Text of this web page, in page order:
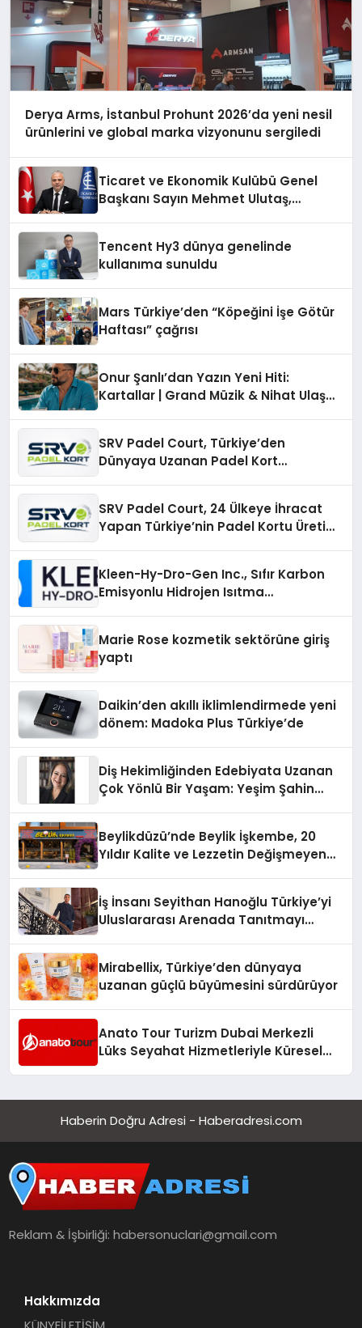
Derya Arms, İstanbul Prohunt 2026’da yeni nesil
ürünlerini ve global marka vizyonunu sergiledi
Ticaret ve Ekonomik Kulübü Genel
Başkanı Sayın Mehmet Ulutaş,
Tencent Hy3 dünya genelinde
kullanıma sunuldu
Mars Türkiye’den “Köpeğini İşe Götür
Haftası” çağrısı
Onur Şanlı’dan Yazın Yeni Hiti:
Kartallar | Grand Müzik & Nihat Ulaş
SRV Padel Court, Türkiye’den
Dünyaya Uzanan Padel Kort
SRV Padel Court, 24 Ülkeye İhracat
Yapan Türkiye’nin Padel Kortu Üretim
Kleen-Hy-Dro-Gen Inc., Sıfır Karbon
Emisyonlu Hidrojen Isıtma
Marie Rose kozmetik sektörüne giriş
yaptı
Daikin’den akıllı iklimlendirmede yeni
dönem: Madoka Plus Türkiye’de
Diş Hekimliğinden Edebiyata Uzanan
Çok Yönlü Bir Yaşam: Yeşim Şahin
Beylikdüzü’nde Beylik İşkembe, 20
Yıldır Kalite ve Lezzetin Değişmeyen
İş İnsanı Seyithan Hanoğlu Türkiye’yi
Uluslararası Arenada Tanıtmayı
Mirabellix, Türkiye’den dünyaya
uzanan güçlü büyümesini sürdürüyor
Anato Tour Turizm Dubai Merkezli
Lüks Seyahat Hizmetleriyle Küresel
Haberin Doğru Adresi - Haberadresi.com
Reklam & İşbirliği:habersonuclari@gmail.com
Hakkımızda